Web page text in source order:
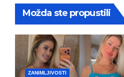
Možda ste propustili
ZANIMLJIVOSTI